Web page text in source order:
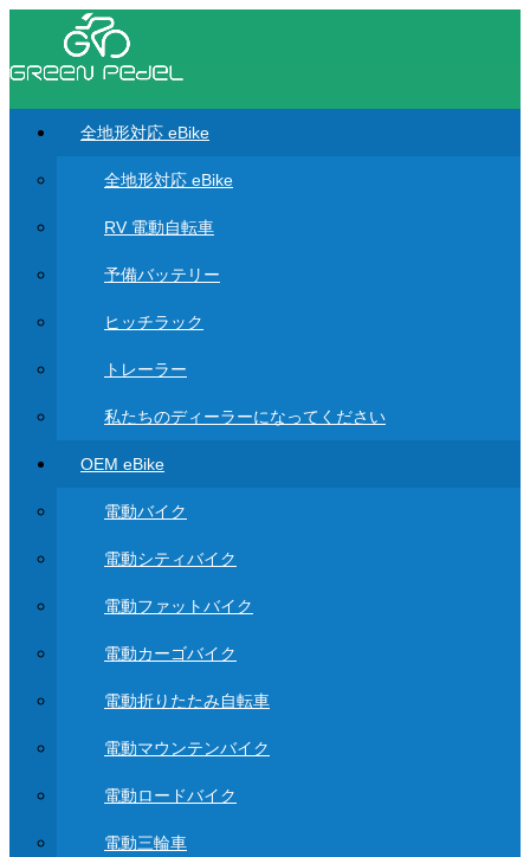
全地形対応 eBike
全地形対応 eBike
RV 電動自転車
予備バッテリー
ヒッチラック
トレーラー
私たちのディーラーになってください
OEM eBike
電動バイク
電動シティバイク
電動ファットバイク
電動カーゴバイク
電動折りたたみ自転車
電動マウンテンバイク
電動ロードバイク
電動三輪車